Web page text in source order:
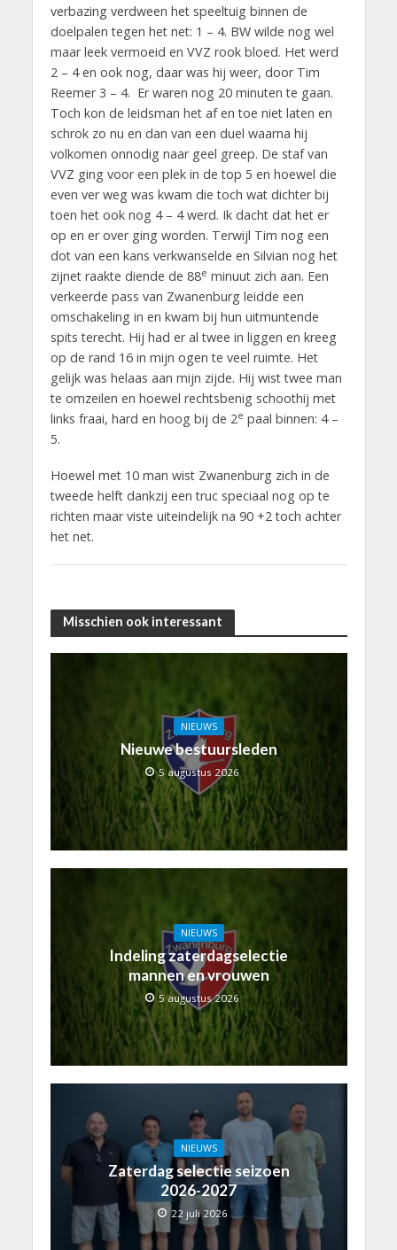
verbazing verdween het speeltuig binnen de
doelpalen tegen het net: 1 – 4. BW wilde nog wel
maar leek vermoeid en VVZ rook bloed. Het werd
2 – 4 en ook nog, daar was hij weer, door Tim
Reemer 3 – 4. Er waren nog 20 minuten te gaan.
Toch kon de leidsman het af en toe niet laten en
schrok zo nu en dan van een duel waarna hij
volkomen onnodig naar geel greep. De staf van
VVZ ging voor een plek in de top 5 en hoewel die
even ver weg was kwam die toch wat dichter bij
toen het ook nog 4 – 4 werd. Ik dacht dat het er
op en er over ging worden. Terwijl Tim nog een
dot van een kans verkwanselde en Silvian nog het
zijnet raakte diende de 88e minuut zich aan. Een
verkeerde pass van Zwanenburg leidde een
omschakeling in en kwam bij hun uitmuntende
spits terecht. Hij had er al twee in liggen en kreeg
op de rand 16 in mijn ogen te veel ruimte. Het
gelijk was helaas aan mijn zijde. Hij wist twee man
te omzeilen en hoewel rechtsbenig schoothij met
links fraai, hard en hoog bij de 2e paal binnen: 4 –
5.
Hoewel met 10 man wist Zwanenburg zich in de
tweede helft dankzij een truc speciaal nog op te
richten maar viste uiteindelijk na 90 +2 toch achter
het net.
Misschien ook interessant
NIEUWS
Nieuwe bestuursleden
5 augustus 2026
NIEUWS
Indeling zaterdagselectie
mannen en vrouwen
5 augustus 2026
NIEUWS
Zaterdag selectie seizoen
2026-2027
22 juli 2026